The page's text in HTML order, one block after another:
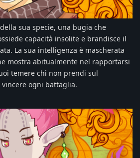
sua specie, una bugia che
capacità insolite e brandisce il
La sua intelligenza è mascherata
mostra abitualmente nel rapportarsi
temere chi non prendi sul
ogni battaglia.